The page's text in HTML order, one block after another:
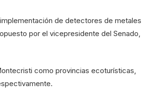
de detectores de metales
por el vicepresidente del Senado,
como provincias ecoturísticas,